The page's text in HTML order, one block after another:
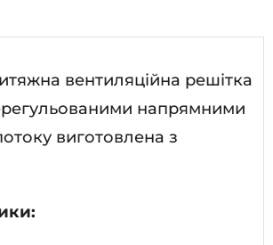
вентиляційна решітка
напрямними
виготовлена з